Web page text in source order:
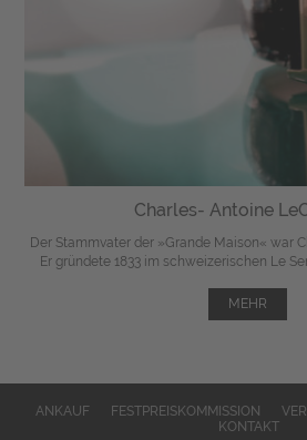
Charles- Antoine
Der Stammvater der »Grande Maison« war
Er gründete 1833 im schweizerischen Le
MEHR
ANKAUF FESTPREISKOMMISSION
KONTAKT